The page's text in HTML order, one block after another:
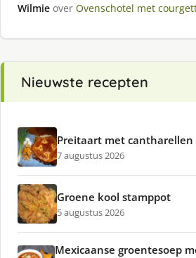
Wilmie over Ovenschotel met
Nieuwste recepten
Preitaart met cantharellen
7 augustus 2026
Groene kool stamppot
5 augustus 2026
Mexicaanse groentesoep